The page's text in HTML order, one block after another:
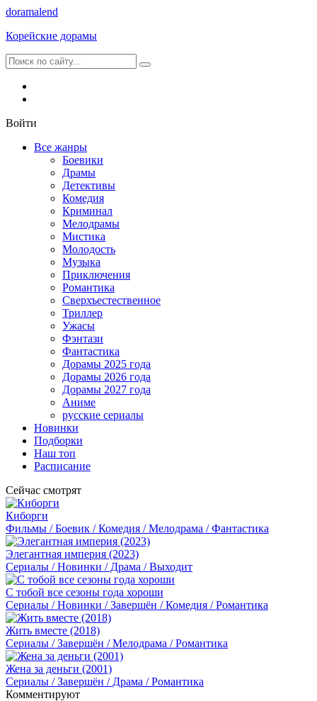
doramalend
Корейские дорамы
Войти
Все жанры
Боевики
Драмы
Детективы
Комедия
Криминал
Мелодрамы
Мистика
Молодость
Музыка
Приключения
Романтика
Сверхъестественное
Триллер
Ужасы
Фэнтази
Фантастика
Дорамы 2025 года
Дорамы 2026 года
Дорамы 2027 года
Аниме
русские сериалы
Новинки
Подборки
Наш топ
Расписание
Сейчас смотрят
Киборги
Фильмы / Боевик / Комедия / Мелодрама / Фантастика
Элегантная империя (2023)
Сериалы / Новинки / Драма / Выходит
С тобой все сезоны года хороши
Сериалы / Новинки / Завершён / Комедия / Романтика
Жить вместе (2018)
Сериалы / Завершён / Мелодрама / Романтика
Жена за деньги (2001)
Сериалы / Завершён / Драма / Романтика
Комментируют